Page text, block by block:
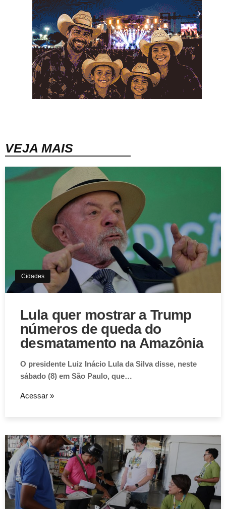
VEJA MAIS
Cidades
Lula quer mostrar a Trump
números de queda do
desmatamento na Amazônia
O presidente Luiz Inácio Lula da Silva disse, neste
sábado (8) em São Paulo, que…
Acessar »